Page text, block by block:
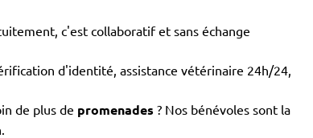
c'est collaboratif et sans échange
d'identité, assistance vétérinaire 24h/24,
de plus de promenades ? Nos bénévoles sont la